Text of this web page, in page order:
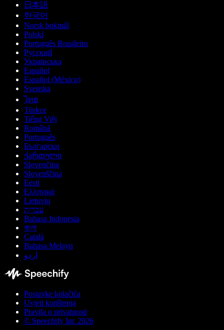
日本語
한국어
Norsk bokmål
Polski
Português Brasileiro
Русский
Українська
Español
Español (México)
Svenska
ไทย
Türkçe
Tiếng Việt
Română
Português
Български
ქართული
Slovenčina
Slovenščina
Eesti
Ελληνικά
Lietuvių
עברית
Bahasa Indonesia
বাংলা
Català
Bahasa Melayu
اردو
Postavke kolačića
Uvjeti korištenja
Pravila o privatnosti
© Speechify Inc 2026